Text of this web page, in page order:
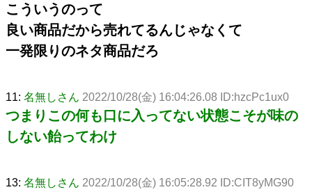
こういうのって
良い商品だから売れてるんじゃなくて
一発限りのネタ商品だろ
11: 名無しさん 2022/10/28(金) 16:04:26.08 ID:hzcPc1ux0
つまりこの何も口に入ってない状態こそが味の
しない飴ってわけ
13: 名無しさん 2022/10/28(金) 16:05:28.92 ID:CIT8yMG90